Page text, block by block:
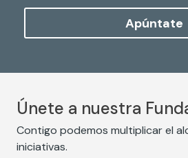
Apúntate
Únete a nuestra
Contigo podemos multiplicar el
iniciativas.